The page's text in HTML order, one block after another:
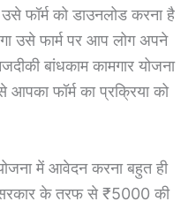
फॉर्म को डाउनलोड करना है
उसे फार्म पर आप लोग अपने
बांधकाम कामगार योजना
फॉर्म का प्रक्रिया को
में आवेदन करना बहुत ही
सरकार के तरफ से ₹5000 की